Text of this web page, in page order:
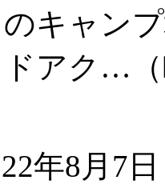
キャン
ドアク…
年8月7